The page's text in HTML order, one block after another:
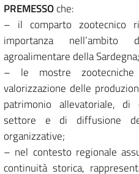
PREMESSOche:
– il comparto zootecnico
importanza
agroalimentare della Sardegna;
– le mostre zootecniche
valorizzazione delle
patrimonio allevatoriale,
settore e di diffusione
organizzative;
– nel contesto regionale
continuità storica,